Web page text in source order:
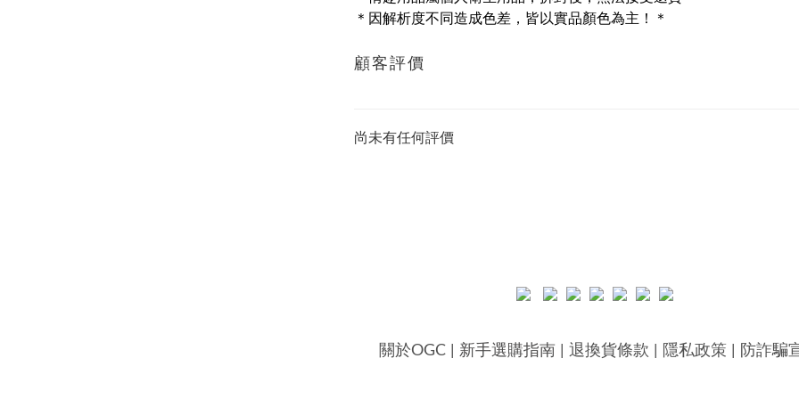
＊因解析度不同造成色差，皆以實品顏色為主！＊
顧客評價
尚未有任何評價
關於OGC| 新手選購指南| 退換貨條款 隱私政策 防詐騙